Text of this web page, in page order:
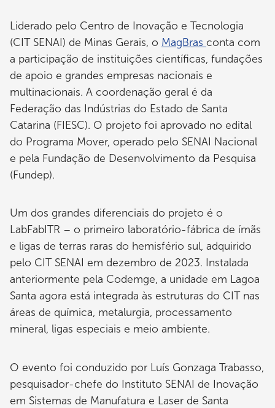
Liderado pelo Centro de Inovação e Tecnologia
(CIT SENAI) de Minas Gerais, o MagBras conta com
a participação de instituições científicas, fundações
de apoio e grandes empresas nacionais e
multinacionais. A coordenação geral é da
Federação das Indústrias do Estado de Santa
Catarina (FIESC). O projeto foi aprovado no edital
do Programa Mover, operado pelo SENAI Nacional
e pela Fundação de Desenvolvimento da Pesquisa
(Fundep).
Um dos grandes diferenciais do projeto é o
LabFabITR – o primeiro laboratório-fábrica de ímãs
e ligas de terras raras do hemisfério sul, adquirido
pelo CIT SENAI em dezembro de 2023. Instalada
anteriormente pela Codemge, a unidade em Lagoa
Santa agora está integrada às estruturas do CIT nas
áreas de química, metalurgia, processamento
mineral, ligas especiais e meio ambiente.
O evento foi conduzido por Luís Gonzaga Trabasso,
pesquisador-chefe do Instituto SENAI de Inovação
em Sistemas de Manufatura e Laser de Santa